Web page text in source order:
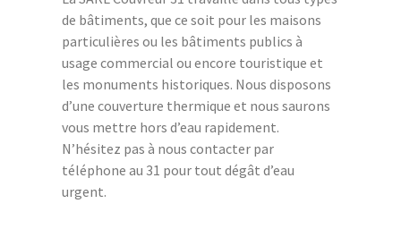
de bâtiments, que ce soit pour les maisons
particulières ou les bâtiments publics à
usage commercial ou encore touristique et
les monuments historiques. Nous disposons
d’une couverture thermique et nous saurons
vous mettre hors d’eau rapidement.
N’hésitez pas à nous contacter par
téléphone au 31 pour tout dégât d’eau
urgent.